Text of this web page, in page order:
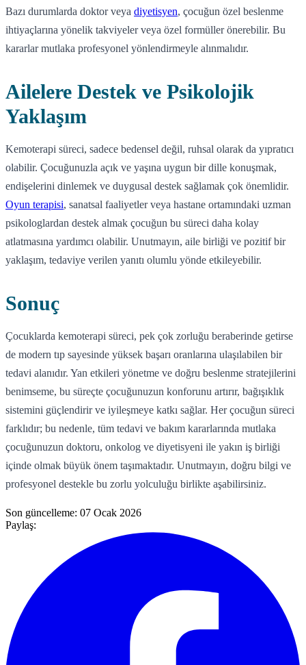
Bazı durumlarda doktor veya diyetisyen, çocuğun özel beslenme
ihtiyaçlarına yönelik takviyeler veya özel formüller önerebilir. Bu
kararlar mutlaka profesyonel yönlendirmeyle alınmalıdır.
Ailelere Destek ve Psikolojik
Yaklaşım
Kemoterapi süreci, sadece bedensel değil, ruhsal olarak da yıpratıcı
olabilir. Çocuğunuzla açık ve yaşına uygun bir dille konuşmak,
endişelerini dinlemek ve duygusal destek sağlamak çok önemlidir.
Oyun terapisi, sanatsal faaliyetler veya hastane ortamındaki uzman
psikologlardan destek almak çocuğun bu süreci daha kolay
atlatmasına yardımcı olabilir. Unutmayın, aile birliği ve pozitif bir
yaklaşım, tedaviye verilen yanıtı olumlu yönde etkileyebilir.
Sonuç
Çocuklarda kemoterapi süreci, pek çok zorluğu beraberinde getirse
de modern tıp sayesinde yüksek başarı oranlarına ulaşılabilen bir
tedavi alanıdır. Yan etkileri yönetme ve doğru beslenme stratejilerini
benimseme, bu süreçte çocuğunuzun konforunu artırır, bağışıklık
sistemini güçlendirir ve iyileşmeye katkı sağlar. Her çocuğun süreci
farklıdır; bu nedenle, tüm tedavi ve bakım kararlarında mutlaka
çocuğunuzun doktoru, onkolog ve diyetisyeni ile yakın iş birliği
içinde olmak büyük önem taşımaktadır. Unutmayın, doğru bilgi ve
profesyonel destekle bu zorlu yolculuğu birlikte aşabilirsiniz.
Son güncelleme: 07 Ocak 2026
Paylaş: